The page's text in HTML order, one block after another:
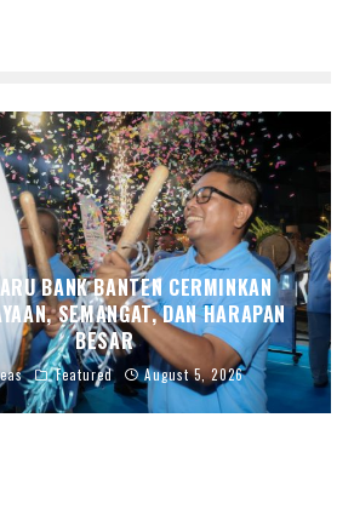
BANK BANTEN CERMINKAN
SEMANGAT, DAN HARAPAN
BESAR
Featured August 5, 2026